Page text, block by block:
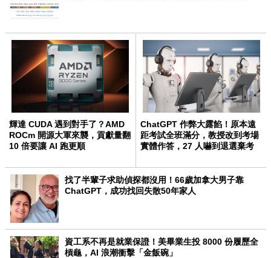
輝達 CUDA 遇到對手了？AMD
ROCm 開源大軍來襲，貢獻量翻
10 倍要讓 AI 跑更順
ChatGPT 作弊大露餡！原本遠
距考試全班滿分，教授改到考場
實體作答，27 人嚇到退選棄考
找了半輩子求助偵探都沒用！66歲加拿大男子靠
ChatGPT，成功找回失散50年家人
資工系不再是就業保證！美畢業生投 8000 份履歷全
槓龜，AI 浪潮衝擊「金飯碗」